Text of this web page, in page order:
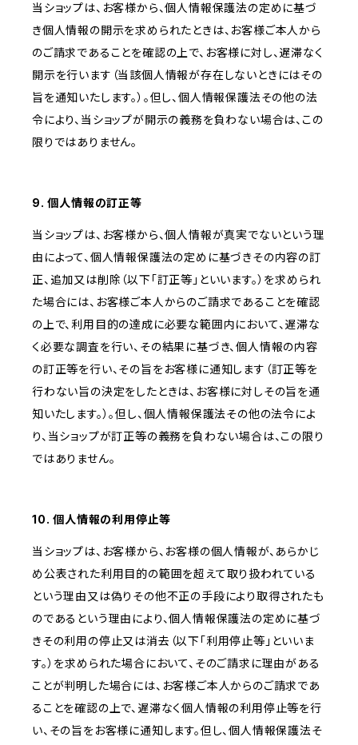
当ショップは、お客様から、個人情報保護法の定めに基づ
き個人情報の開示を求められたときは、お客様ご本人から
のご請求であることを確認の上で、お客様に対し、遅滞なく
開示を行います（当該個人情報が存在しないときにはその
旨を通知いたします。）。但し、個人情報保護法その他の法
令により、当ショップが開示の義務を負わない場合は、この
限りではありません。
9. 個人情報の訂正等
当ショップは、お客様から、個人情報が真実でないという理
由によって、個人情報保護法の定めに基づきその内容の訂
正、追加又は削除（以下「訂正等」といいます。）を求められ
た場合には、お客様ご本人からのご請求であることを確認
の上で、利用目的の達成に必要な範囲内において、遅滞な
く必要な調査を行い、その結果に基づき、個人情報の内容
の訂正等を行い、その旨をお客様に通知します（訂正等を
行わない旨の決定をしたときは、お客様に対しその旨を通
知いたします。）。但し、個人情報保護法その他の法令によ
り、当ショップが訂正等の義務を負わない場合は、この限り
ではありません。
10. 個人情報の利用停止等
当ショップは、お客様から、お客様の個人情報が、あらかじ
め公表された利用目的の範囲を超えて取り扱われている
という理由又は偽りその他不正の手段により取得されたも
のであるという理由により、個人情報保護法の定めに基づ
きその利用の停止又は消去（以下「利用停止等」といいま
す。）を求められた場合において、そのご請求に理由がある
ことが判明した場合には、お客様ご本人からのご請求であ
ることを確認の上で、遅滞なく個人情報の利用停止等を行
い、その旨をお客様に通知します。但し、個人情報保護法そ